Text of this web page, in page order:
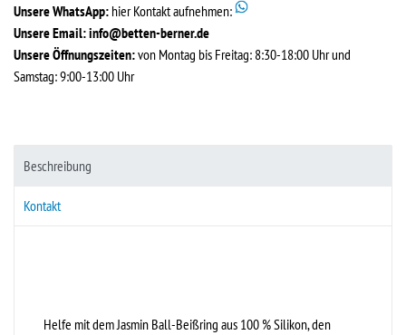
Unsere WhatsApp: hier Kontakt aufnehmen:
Unsere Email:info@betten-berner.de
Unsere Öffnungszeiten:von Montag bis Freitag: 8:30-18:00 Uhr und
Samstag: 9:00-13:00 Uhr
Beschreibung
Kontakt
Helfe mit dem Jasmin Ball-Beißring aus 100 % Silikon, den